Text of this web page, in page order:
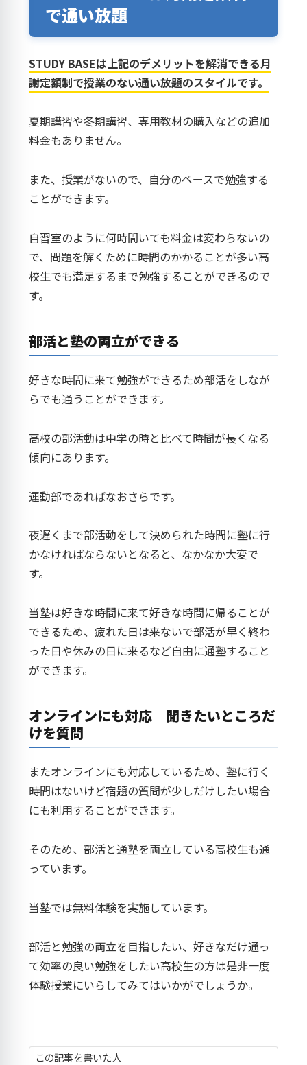
で通い放題
STUDY BASEは上記のデメリットを解消できる月
謝定額制で授業のない通い放題のスタイルです。
夏期講習や冬期講習、専用教材の購入などの追加
料金もありません。
また、授業がないので、自分のペースで勉強する
ことができます。
自習室のように何時間いても料金は変わらないの
で、問題を解くために時間のかかることが多い高
校生でも満足するまで勉強することができるので
す。
部活と塾の両立ができる
好きな時間に来て勉強ができるため部活をしなが
らでも通うことができます。
高校の部活動は中学の時と比べて時間が長くなる
傾向にあります。
運動部であればなおさらです。
夜遅くまで部活動をして決められた時間に塾に行
かなければならないとなると、なかなか大変で
す。
当塾は好きな時間に来て好きな時間に帰ることが
できるため、疲れた日は来ないで部活が早く終わ
った日や休みの日に来るなど自由に通塾すること
ができます。
オンラインにも対応 聞きたいところだ
けを質問
またオンラインにも対応しているため、塾に行く
時間はないけど宿題の質問が少しだけしたい場合
にも利用することができます。
そのため、部活と通塾を両立している高校生も通
っています。
当塾では無料体験を実施しています。
部活と勉強の両立を目指したい、好きなだけ通っ
て効率の良い勉強をしたい高校生の方は是非一度
体験授業にいらしてみてはいかがでしょうか。
この記事を書いた人